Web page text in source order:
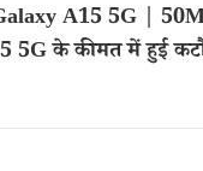
A15 5G |
5G के कीमत में हुई